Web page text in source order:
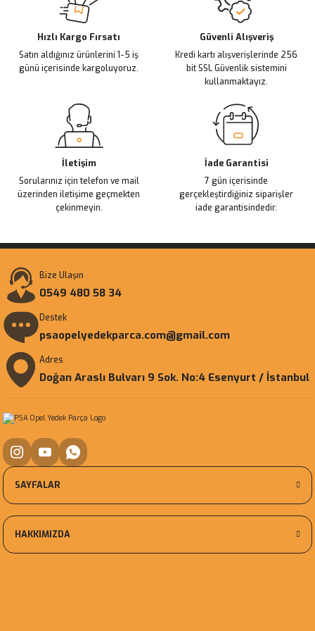
Ürün bilgilerinde hatalar bulunuyor.
Ürün fiyatı diğer sitelerden daha pahalı.
Bu ürüne benzer farklı alternatifler olmalı.
Hızlı Kargo Fırsatı
Satın aldığınız ürünlerini 1-5 iş
günü içerisinde kargoluyoruz.
Güvenli Alışveriş
Kredi kartı alışverişlerinde 256
bit SSL Güvenlik sistemini
kullanmaktayız.
İletişim
Sorularınız için telefon ve mail
üzerinden iletişime geçmekten
çekinmeyin.
İade Garantisi
7 gün içerisinde
gerçekleştirdiğiniz siparişler
iade garantisindedir.
Bize Ulaşın
0549 480 58 34
Destek
psaopelyedekparca.com@gmail.com
Adres
Doğan Araslı Bulvarı 9 Sok. No:4 Esenyurt / İstanbul
SAYFALAR
HAKKIMIZDA